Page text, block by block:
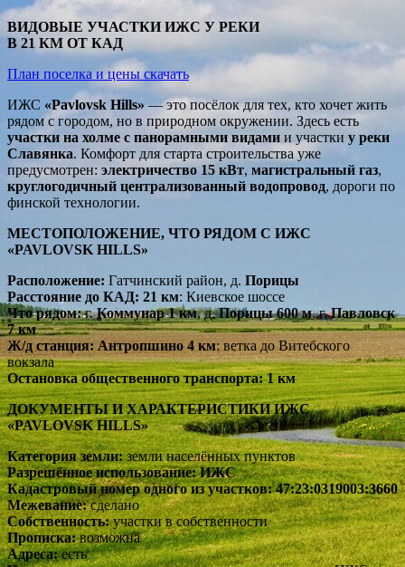
ВИДОВЫЕ УЧАСТКИ ИЖС У РЕКИ
В 21 КМ ОТ КАД
План поселка и цены скачать
ИЖС «Pavlovsk Hills»— это посёлок для тех, кто хочет жить
рядом с городом, но в природном окружении. Здесь есть
участки на холме с панорамными видами и участки у реки
Славянка. Комфорт для старта строительства уже
предусмотрен: электричество 15 кВт, магистральный газ,
круглогодичный централизованный водопровод, дороги по
финской технологии.
МЕСТОПОЛОЖЕНИЕ, ЧТО РЯДОМ С ИЖС
«PAVLOVSK HILLS»
Расположение: Гатчинский район, д. Порицы
Расстояние до КАД: 21 км: Киевское шоссе
Что рядом:г.Коммунар 1 км, д.Порицы 600 м, г.Павловск
7 км
Ж/д станция: Антропшино 4 км: ветка до Витебского
вокзала
Остановка общественного транспорта: 1 км
ДОКУМЕНТЫ И ХАРАКТЕРИСТИКИ ИЖС
«PAVLOVSK HILLS»
Категория земли:земли населённых пунктов
Разрешённое использование: ИЖС
Кадастровый номер одного из участков: 47:23:0319003:3660
Межевание:сделано
Собственность:участки в собственности
Прописка:возможна
Адреса:есть